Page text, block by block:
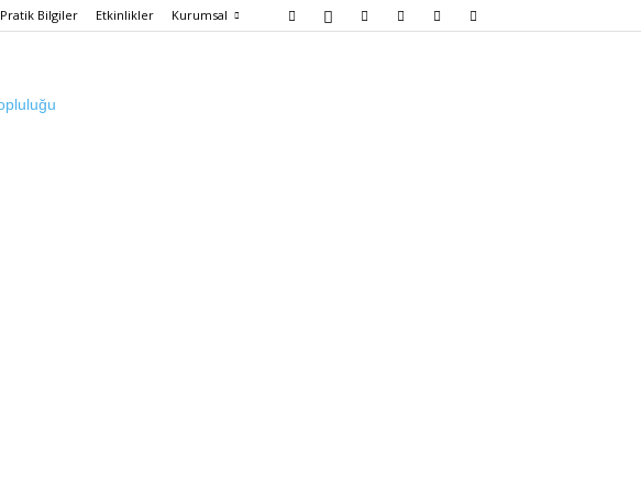
Pratik Bilgiler Etkinlikler Kurumsal